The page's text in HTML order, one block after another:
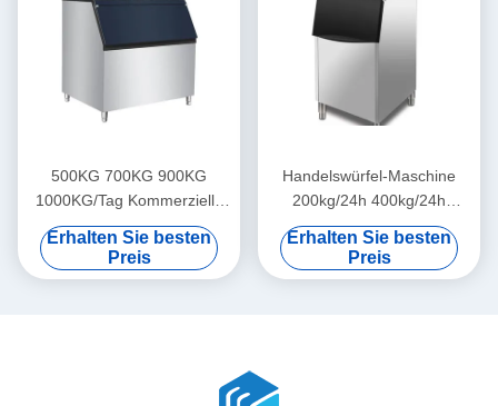
500KG 700KG 900KG
1000KG/Tag Kommerzielle
Eismaschine
Erhalten Sie besten
Preis
Handelswürfel-Maschine
200kg/24h 400kg/24h
500kg/24h des eis-
100kg/24h für
Kaffee/Bar/Hotels/Restaurant
Erhalten Sie besten
Preis